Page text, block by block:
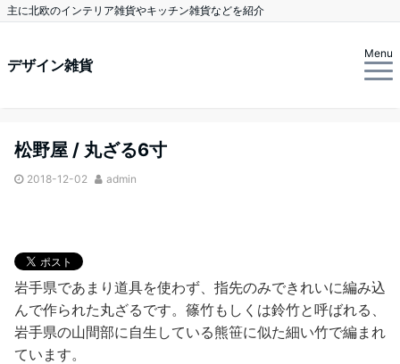
主に北欧のインテリア雑貨やキッチン雑貨などを紹介
デザイン雑貨
Menu
松野屋 / 丸ざる6寸
2018-12-02 admin
岩手県であまり道具を使わず、指先のみできれいに編み込
んで作られた丸ざるです。篠竹もしくは鈴竹と呼ばれる、
岩手県の山間部に自生している熊笹に似た細い竹で編まれ
ています。